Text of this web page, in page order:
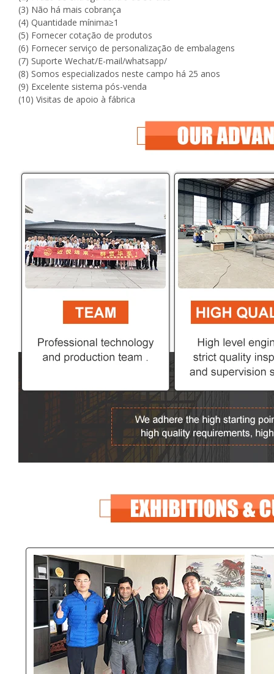
(3) Não há mais cobrança
(4) Quantidade mínima≥1
(5) Fornecer cotação de produtos
(6) Fornecer serviço de personalização de embalagens
(7) Suporte Wechat/E-mail/whatsapp/
(8) Somos especializados neste campo há 25 anos
(9) Excelente sistema pós-venda
(10) Visitas de apoio à fábrica